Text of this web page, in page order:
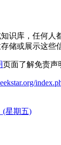
识库，任何人
储或展示这些
页面了解免责声
(星期五)